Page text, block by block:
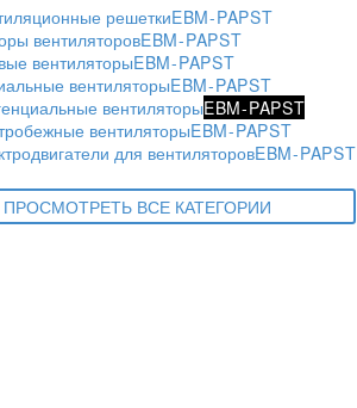
решеткиEBM-PAPST
вентиляторовEBM-PAPST
вентиляторыEBM-PAPST
вентиляторыEBM-PAPST
вентиляторыEBM-PAPST
вентиляторыEBM-PAPST
для вентиляторовEBM-PAPST
ПРОСМОТРЕТЬ ВСЕ КАТЕГОРИИ